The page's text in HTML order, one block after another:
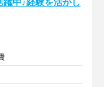
躍中♪経験を活かし